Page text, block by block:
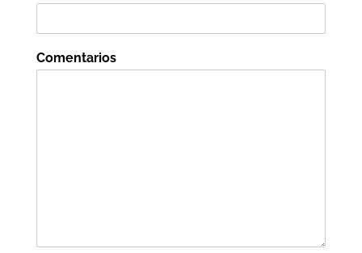
Comentarios